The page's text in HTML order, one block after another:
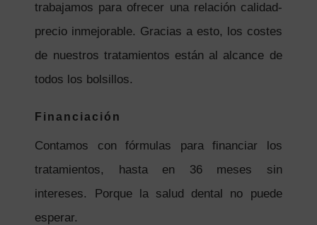
trabajamos para ofrecer una relación calidad-
precio inmejorable. Gracias a esto, los costes
de nuestros tratamientos están al alcance de
todos los bolsillos.
Financiación
Contamos con fórmulas para financiar los
tratamientos, hasta en 36 meses sin
intereses. Porque la salud dental no puede
esperar.